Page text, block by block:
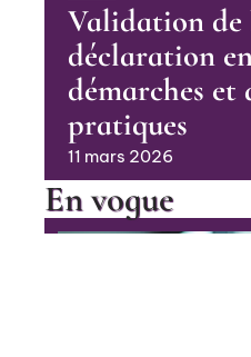
Validation de
déclaration
démarches et
pratiques
11 mars 2026
En vogue